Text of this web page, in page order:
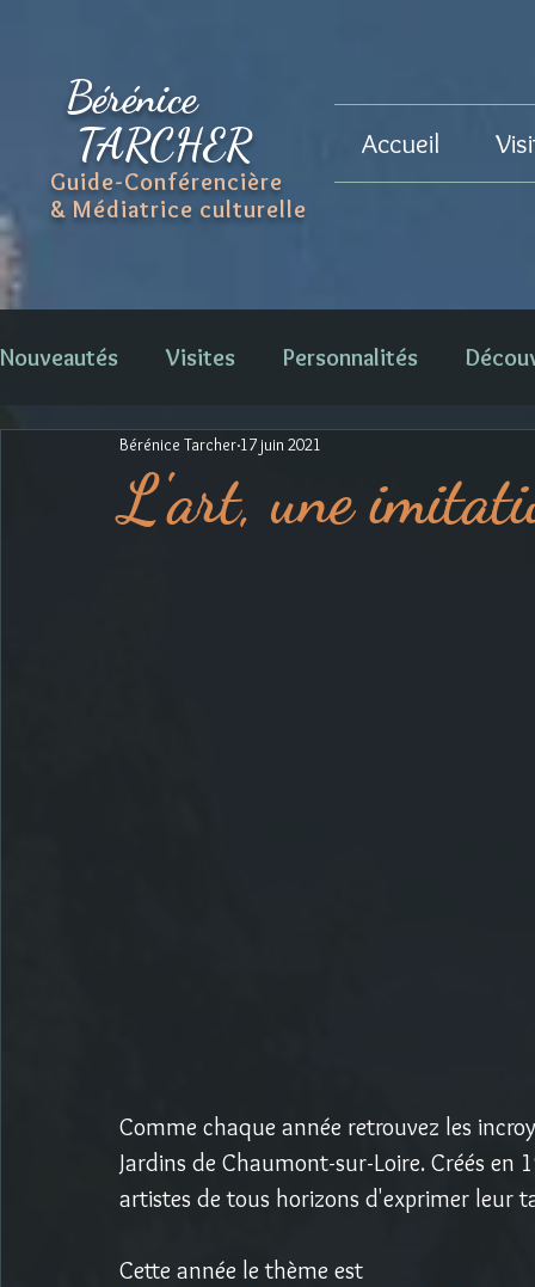
Bérénice
TARCHER
Guide-Conférencière
& Médiatrice culturelle
Accueil
Nouveautés Visites Personnalités
L'art, une
Bérénice Tarcher 17 juin 2021
Comme chaque année retrouvez les
Jardins de Chaumont-sur-Loire. Créés
artistes de tous horizons d'exprimer leur
Cette année le thème est